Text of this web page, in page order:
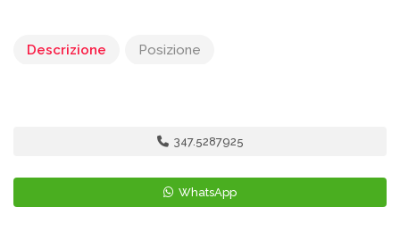
Descrizione Posizione
347.5287925
WhatsApp